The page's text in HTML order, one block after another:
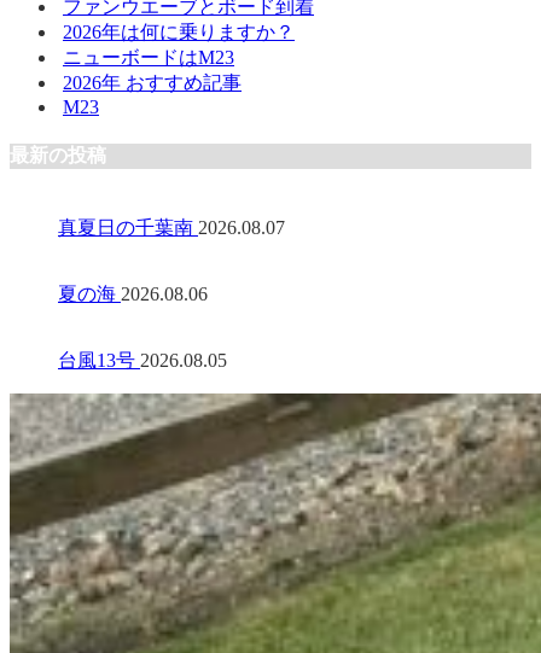
ファンウエーブとボード到着
2026年は何に乗りますか？
ニューボードはM23
2026年 おすすめ記事
M23
最新の投稿
真夏日の千葉南 2026.08.07
夏の海 2026.08.06
台風13号 2026.08.05